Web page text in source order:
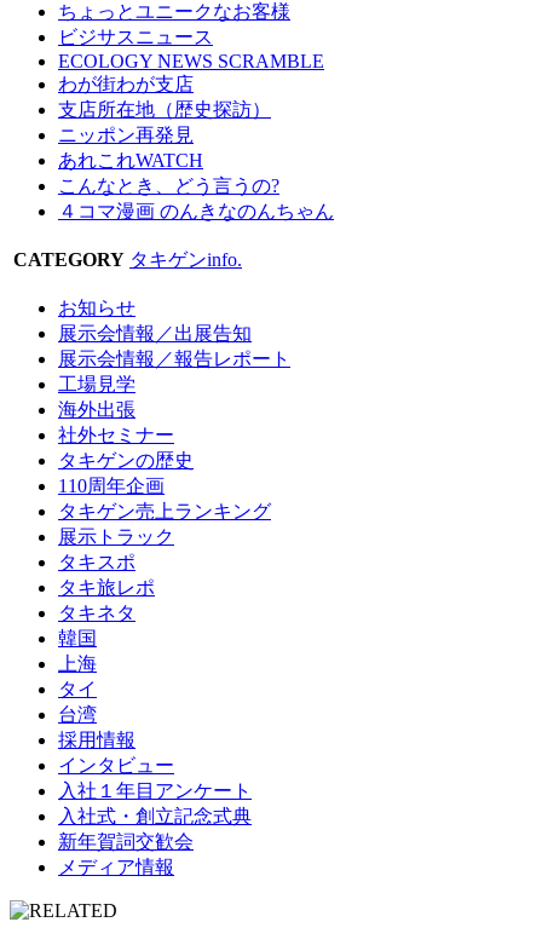
ちょっとユニークなお客様
ビジサスニュース
ECOLOGY NEWS SCRAMBLE
わが街わが支店
支店所在地（歴史探訪）
ニッポン再発見
あれこれWATCH
こんなとき、どう言うの?
４コマ漫画 のんきなのんちゃん
CATEGORY タキゲンinfo.
お知らせ
展示会情報／出展告知
展示会情報／報告レポート
工場見学
海外出張
社外セミナー
タキゲンの歴史
110周年企画
タキゲン売上ランキング
展示トラック
タキスポ
タキ旅レポ
タキネタ
韓国
上海
タイ
台湾
採用情報
インタビュー
入社１年目アンケート
入社式・創立記念式典
新年賀詞交歓会
メディア情報